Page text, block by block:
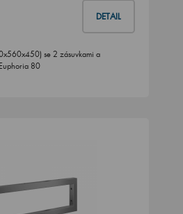
DETAIL
se 2 zásuvkami a
80